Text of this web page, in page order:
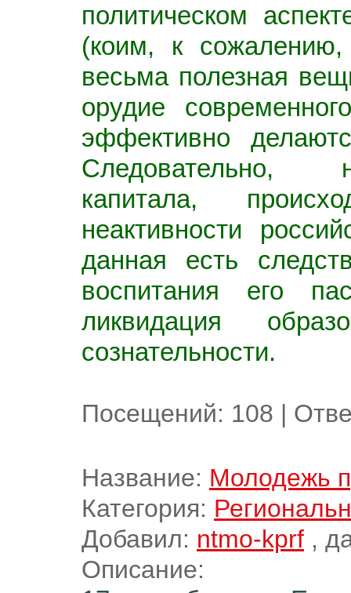
политическом
(коим, к
весьма полезная
орудие
эффективно
Следовательно,
капитала,
неактивности
данная есть
воспитания его
ликвидация
сознательности.
Посещений: 108 |
Название: Молодежь
Категория:
Добавил: ntmo-kprf ,
Описание: